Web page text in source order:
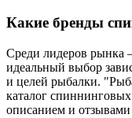
Какие бренды
Среди лидеров рынка
идеальный выбор
и целей рыбалки.
каталог
описанием и